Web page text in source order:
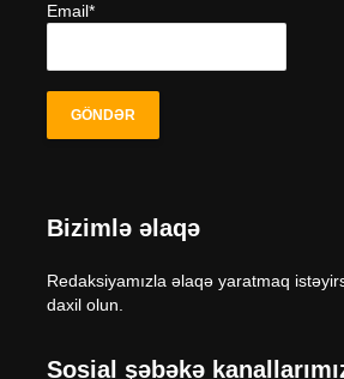
Email*
Bizimlə əlaqə
Redaksiyamızla əlaqə yaratmaq
daxil olun.
Sosial şəbəkə